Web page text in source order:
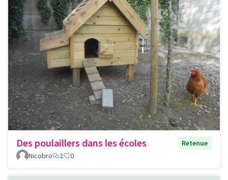
Des poulaillers dans les écoles
Retenue
Nicobro
2 0